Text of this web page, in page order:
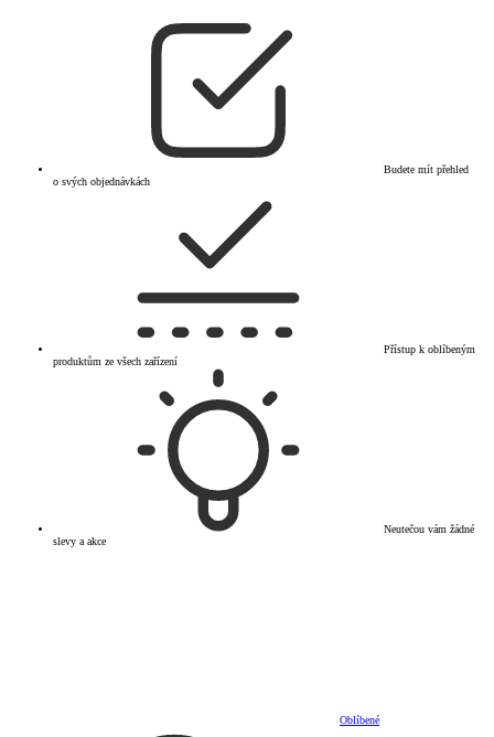
Budete mít přehled
o svých objednávkách
Přístup k oblíbeným
produktům ze všech zařízení
Neutečou vám žádné
slevy a akce
Oblíbené